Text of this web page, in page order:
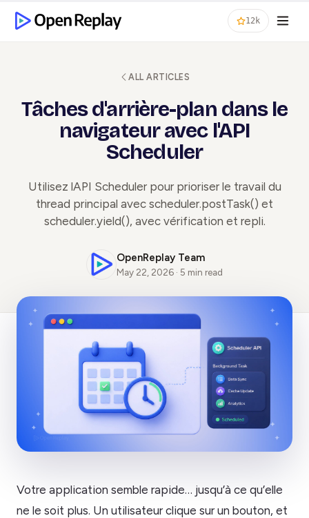
12k
ALL ARTICLES
Tâches d'arrière-plan dans le
navigateur avec l'API
Scheduler
Utilisez lAPI Scheduler pour prioriser le travail du
thread principal avec scheduler.postTask() et
scheduler.yield(), avec vérification et repli.
OpenReplay Team
May 22, 2026 · 5 min read
Votre application semble rapide… jusqu’à ce qu’elle
ne le soit plus. Un utilisateur clique sur un bouton, et